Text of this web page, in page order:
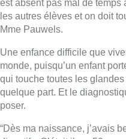
un bon médecin et c’est par
d’un test de la sueur. J’ai pu
l’opération aux intestins.
s’ajoutent”.
Le traitement, lui, est
doit dégager les poumons au
drainage. Et le midi et le soir,
Muco a relancé sa célèbre